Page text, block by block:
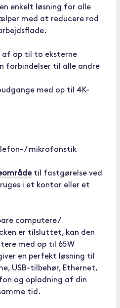
enkelt løsning for alle
med at reducere rod
af op til to eksterne
forbindelser til alle andre
med op til 4K-
/ mikrofonstik
til fastgørelse ved
i et kontor eller et
computere /
er tilsluttet, kan den
med op til 65W
en perfekt løsning til
USB-tilbehør, Ethernet,
og opladning af din
tid.